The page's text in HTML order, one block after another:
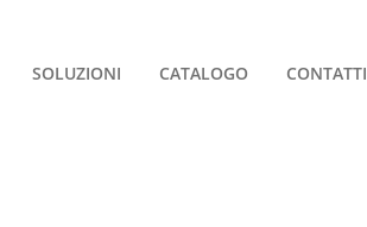
SOLUZIONI CATALOGO CONTATTI